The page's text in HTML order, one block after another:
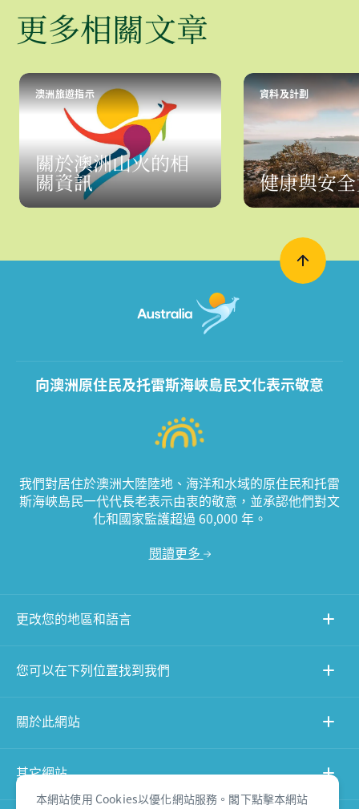
更多相關文章
澳洲旅遊指示
關於澳洲山火的相
關資訊
資料及計劃
健康與安
本網站使用 Cookies以優化網站服務。閣下點擊本網站
向澳洲原住民及托雷斯海峽島民文化表示敬意
我們對居住於澳洲大陸陸地、海洋和水域的原住民和托雷
斯海峽島民一代代長老表示由衷的敬意，並承認他們對文
化和國家監護超過 60,000 年。
閱讀更多
更改您的地區和語言
您可以在下列位置找到我們
關於此網站
其它網站